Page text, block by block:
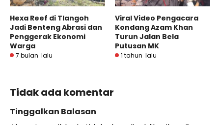
Hexa Reef di Tlangoh
Jadi Benteng Abrasi dan
Penggerak Ekonomi
Warga
7 bulan lalu
Viral Video Pengacara
Kondang Azam Khan
Turun Jalan Bela
Putusan MK
1 tahun lalu
Tidak ada komentar
Tinggalkan Balasan